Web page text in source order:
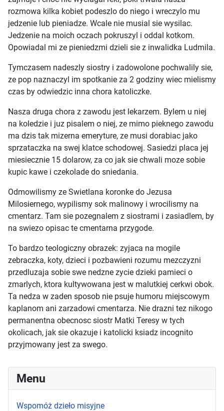
Menu
Wspomóż dzieło misyjne
rozmowa kilka kobiet podeszlo do niego i wreczylo mu
jedzenie lub pieniadze. Wcale nie musial sie wysilac.
Jedzenie na moich oczach pokruszyl i oddal kotkom.
Opowiadal mi ze pieniedzmi dzieli sie z inwalidka Ludmila.
Tymczasem nadeszly siostry i zadowolone pochwalily sie,
ze pop naznaczyl im spotkanie za 2 godziny wiec mielismy
czas by odwiedzic inna chora katoliczke.
Nasza druga chora z zawodu jest lekarzem. Bylem u niej
na koledzie i juz pisalem o niej, ze mimo pieknego zawodu
ma dzis tak mizerna emeryture, ze musi dorabiac jako
sprzataczka na swej klatce schodowej. Sasiedzi placa jej
miesiecznie 15 dolarow, za co jak sie chwali moze sobie
kupic kawe i czekolade do sniedania.
Odmowilismy ze Swietlana koronke do Jezusa
Milosiernego, wypilismy sok malinowy i wrocilismy na
cmentarz. Tam sie pozegnalem z siostrami i zasiadlem, by
na swiezo opisac te cmentarna przygode.
To bardzo teologiczny obrazek: zyjaca na mogile
zebraczka, koty, dzieci i pozbawieni rozumu mezczyzni
przedluzaja sobie swe nedzne zycie dzieki pamieci o
zmarlych, ktora kultywowana jest w malutkiej cerkwi obok.
Ta nedza w zaden sposob nie psuje humoru miejscowym
kaplanom ani zarzadowi cmentarza. Nie drazni tez nikogo
permanentna obecnosc siostr Matki Teresy w tych
okolicach, jak sie okazuje i katolicki ksiadz incognito
przyjmowany jest za swego.